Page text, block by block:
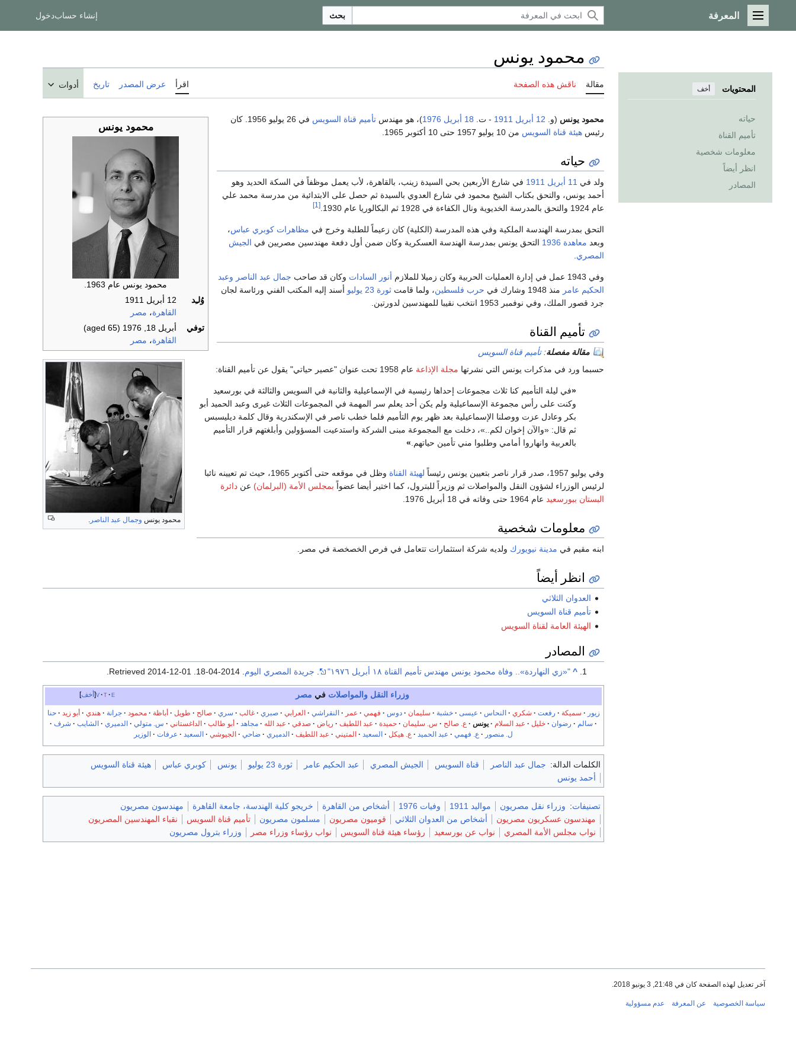
القائمة الرئيسية
المعرفة بحث إنشاء حسابدخول
المحتويات أخف
حياته
تأميم القناة
معلومات شخصية
انظر أيضاً
المصادر
محمود يونس
مقالة ناقش هذه الصفحة اقرأ عرض المصدر تاريخ أدوات
محمود يونس
محمود يونس عام 1963.
وُلـِد
12 أبريل 1911
القاهرة، مصر
توفي
أبريل 18, 1976
(aged 65)
القاهرة، مصر
محمود يونس وجمال عبد الناصر .
محمود يونس (و. 12 أبريل 1911 - ت. 18 أبريل 1976)، هو مهندس تأميم قناة السويس
في 26 يوليو 1956. كان
رئيس هيئة قناة السويس من 10 يوليو 1957 حتى 10 أكتوبر 1965.
حياته
ولد في 11 أبريل 1911 في شارع الأربعين بحي السيدة زينب، بالقاهرة، لأب يعمل موظفاً في السكة الحديد وهو
أحمد يونس، والتحق بكتاب الشيخ محمود في شارع العدوي بالسيدة ثم حصل على الابتدائية من مدرسة محمد علي
عام 1924 والتحق بالمدرسة الخديوية ونال الكفاءة في 1928 ثم البكالوريا عام 1930.
[1]
التحق بمدرسة الهندسة الملكية وفي هذه المدرسة (الكلية) كان زعيماً للطلبة وخرج في مظاهرات كوبري عباس،
وبعد معاهدة 1936 التحق يونس بمدرسة الهندسة العسكرية وكان ضمن أول دفعة مهندسين مصريين في الجيش
المصري.
وفي 1943 عمل في إدارة العمليات الحربية وكان زميلا للملازم أنور السادات وكان قد صاحب جمال عبد الناصر وعبد
الحكيم عامر منذ 1948 وشارك في حرب فلسطين، ولما قامت ثورة 23 يوليو
أسند إليه المكتب الفني ورئاسة لجان
جرد قصور الملك، وفي نوفمبر 1953 انتخب نقيبا للمهندسين لدورتين.
تأميم القناة
مقالة مفصلة:تأميم قناة السويس
حسبما ورد في مذكرات يونس التي نشرتها مجلة الإذاعة عام 1958 تحت عنوان "عصير حياتي" يقول عن تأميم القناة:
«في ليلة التأميم كنا ثلاث مجموعات إحداها رئيسية في الإسماعيلية والثانية في السويس والثالثة في بورسعيد
وكنت على رأس مجموعة الإسماعيلية ولم يكن أحد يعلم سر المهمة في المجموعات الثلاث غيرى وعبد الحميد أبو
بكر وعادل عزت ووصلنا الإسماعيلية بعد ظهر يوم التأميم فلما خطب ناصر في الإسكندرية وقال كلمة ديليسبس
ثم قال: «والآن إخوان لكم..»، دخلت مع المجموعة مبنى الشركة واستدعيت المسؤولين وأبلغتهم قرار التأميم
بالعربية وانهاروا أمامي وطلبوا مني تأمين حياتهم. »
وفي يوليو 1957، صدر قرار ناصر بتعيين يونس رئيساً لهيئة القناة
وظل في موقعه حتى أكتوبر 1965، حيث تم تعيينه نائبا
لرئيس الوزراء لشؤون النقل والمواصلات ثم وزيراً للبترول، كما اختير أيضا عضواً بمجلس الأمة (البرلمان) عن دائرة
البستان ببورسعيد عام 1964 حتى وفاته في 18 أبريل 1976.
معلومات شخصية
ابنه مقيم في مدينة نيويورك ولديه شركة استثمارات تتعامل في فرص الخصخصة في مصر.
انظر أيضاً
العدوان الثلاثي
تأميم قناة السويس
الهيئة العامة لقناة السويس
المصادر
^ "«زي النهاردة».. وفاة محمود يونس مهندس تأميم القناة ١٨ أبريل ١٩٧٦" جريدة المصري اليوم 2014-12-01
أخف v t e وزراء النقل والمواصلات في مصر
زيور سميكة رفعت شكري النحاس عيسى خشبة سليمان دوس فهمي عمر النقراشي العرابي صبري غالب سري صالح طويل أباظة محمود جرانة هندي أبو زيد
حنا
سالم
رضوان خليل عبد السلام يونس ع. صالح س. سليمان حميدة عبد اللطيف رياض صدقي عبد الله مجاهد أبو طالب الداغستاني س. متولي الدميري الشايب
شرف
ل. منصور
ع. فهمي عبد الحميد ع. هيكل السعيد المتيني عبد اللطيف الدميري ضاحي الجيوشي السعيد عرفات الوزير
الكلمات الدالة: جمال عبد الناصر قناة السويس الجيش المصري عبد الحكيم عامر ثورة 23 يوليو يونس كوبري عباس
هيئة قناة السويس
أحمد يونس
تصنيفات: وزراء نقل مصريون مواليد 1911 وفيات 1976 أشخاص من القاهرة خريجو كلية الهندسة، جامعة القاهرة
مهندسون مصريون
مهندسون عسكريون مصريون
أشخاص من العدوان الثلاثي قوميون مصريون مسلمون مصريون تأميم قناة السويس
نقباء المهندسين المصريون
نواب مجلس الأمة المصري
نواب عن بورسعيد رؤساء هيئة قناة السويس نواب رؤساء وزراء مصر وزراء بترول مصريون
آخر تعديل لهذه الصفحة كان في 21:48, 3 يونيو 2018.
سياسة الخصوصية عن المعرفة عدم مسؤولية